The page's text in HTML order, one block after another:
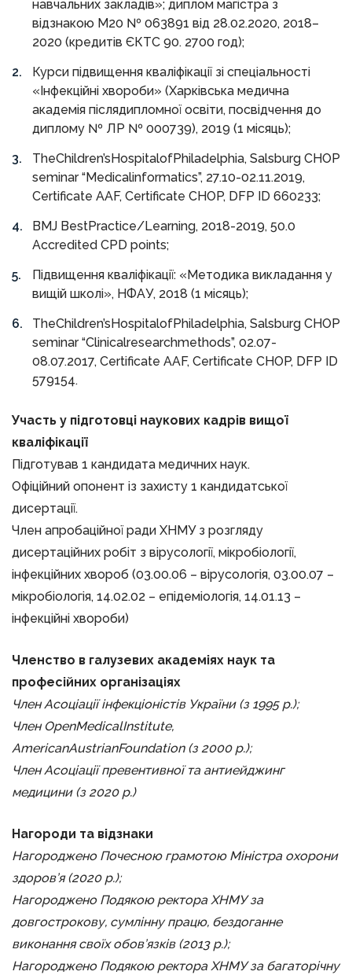
навчальних закладів»; диплом магістра з
відзнакою М20 № 063891 від 28.02.2020, 2018–
2020 (кредитів ЄКТС 90. 2700 год);
Курси підвищення кваліфікації зі спеціальності
«Інфекційні хвороби» (Харківська медична
академія післядипломної освіти, посвідчення до
диплому № ЛР № 000739), 2019 (1 місяць);
TheChildren’sHospitalofPhiladelphia, Salsburg CHOP
seminar “Medicalinformatics”, 27.10-02.11.2019,
Certificate AAF, Certificate CHOP, DFP ID 660233;
BMJ BestPractice/Learning, 2018-2019, 50.0
Accredited CPD points;
Підвищення кваліфікації: «Методика викладання у
вищій школі», НФАУ, 2018 (1 місяць);
TheChildren’sHospitalofPhiladelphia, Salsburg CHOP
seminar “Clinicalresearchmethods”, 02.07-
08.07.2017, Certificate AAF, Certificate CHOP, DFP ID
579154.
Участь у підготовці наукових кадрів вищої
кваліфікації
Підготував 1 кандидата медичних наук.
Офіційний опонент із захисту 1 кандидатської
дисертації.
Член апробаційної ради ХНМУ з розгляду
дисертаційних робіт з вірусології, мікробіології,
інфекційних хвороб (03.00.06 – вірусологія, 03.00.07 –
мікробіологія, 14.02.02 – епідеміологія, 14.01.13 –
інфекційні хвороби)
Членство в галузевих академіях наук та
професійних організаціях
Член Асоціації інфекціоністів України (з 1995 р.);
Член OpenMedicalInstitute,
AmericanAustrianFoundation (з 2000 р.);
Член Асоціації превентивної та антиейджинг
медицини (з 2020 р.)
Нагороди та відзнаки
Нагороджено Почесною грамотою Міністра охорони
здоров’я (2020 р.);
Нагороджено Подякою ректора ХНМУ за
довгострокову, сумлінну працю, бездоганне
виконання своїх обов’язків (2013 р.);
Нагороджено Подякою ректора ХНМУ за багаторічну